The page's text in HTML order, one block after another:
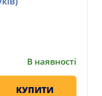
В наявності
КУПИТИ